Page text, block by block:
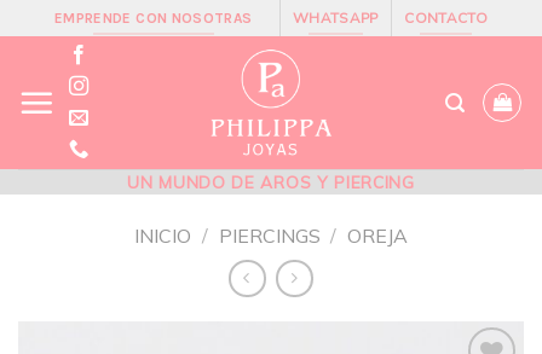
content
EMPRENDE CON NOSOTRAS WHATSAPP CONTACTO
UN MUNDO DE AROS Y PIERCING
INICIO / PIERCINGS / OREJA